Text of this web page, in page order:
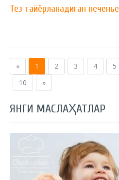
Тез тайёрланадиган печенье
« 1 2 3 4 5
10
»
ЯНГИ МАСЛАҲАТЛАР